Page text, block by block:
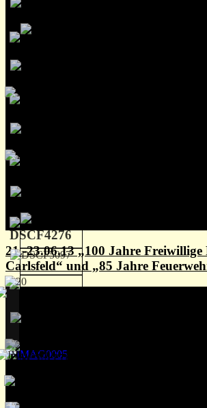
21.-23.06.13 „100 Jahre Freiwillige
Carlsfeld“ und „85 Jahre